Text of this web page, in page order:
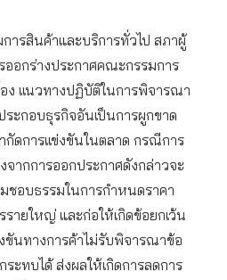
รสินค้าและบริการทั่วไป สภาผู้
ออกร่างประกาศคณะกรรมการ
ง เเนวทางปฏิบัติในการพิจารณา
ะกอบธุรกิจอันเป็นการผูกขาด
กัดการเเข่งขันในตลาด กรณีการ
จากการออกประกาศดังกล่าวจะ
ชอบธรรมในการกำหนดราคา
ายใหญ่ และก่อให้เกิดข้อยกเว้น
ขันทางการค้าไม่รับพิจารณาข้อ
ระทบได้ ส่งผลให้เกิดการลดการ